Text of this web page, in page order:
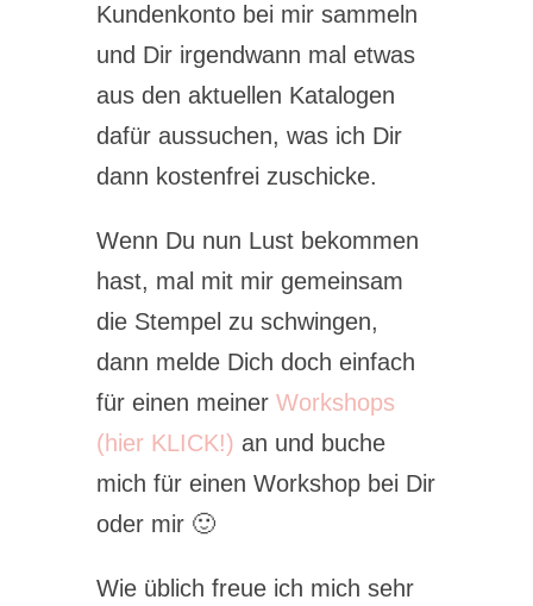
Kundenkonto bei mir sammeln
und Dir irgendwann mal etwas
aus den aktuellen Katalogen
dafür aussuchen, was ich Dir
dann kostenfrei zuschicke.
Wenn Du nun Lust bekommen
hast, mal mit mir gemeinsam
die Stempel zu schwingen,
dann melde Dich doch einfach
für einen meiner Workshops
(hier KLICK!) an und buche
mich für einen Workshop bei Dir
oder mir 🙂
Wie üblich freue ich mich sehr